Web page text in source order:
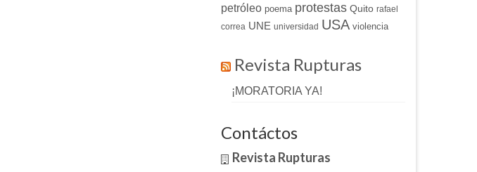
petróleo poema protestas Quito rafael
correa UNE universidad USA violencia
Revista Rupturas
¡MORATORIA YA!
Contáctos
Revista Rupturas